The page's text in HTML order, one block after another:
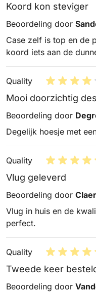
Koord kon steviger
Beoordeling door
Case zelf is top en de
koord iets aan de
Quality
Mooi doorzichtig
Beoordeling door
Degelijk hoesje met
Quality
Vlug geleverd
Beoordeling door
Vlug in huis en de
perfect.
Quality
Tweede keer
Beoordeling door